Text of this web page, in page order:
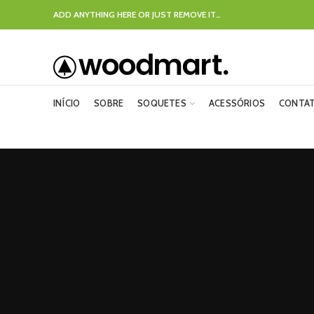
ADD ANYTHING HERE OR JUST REMOVE IT…
INÍCIO SOBRE SOQUETES ACESSÓRIOS